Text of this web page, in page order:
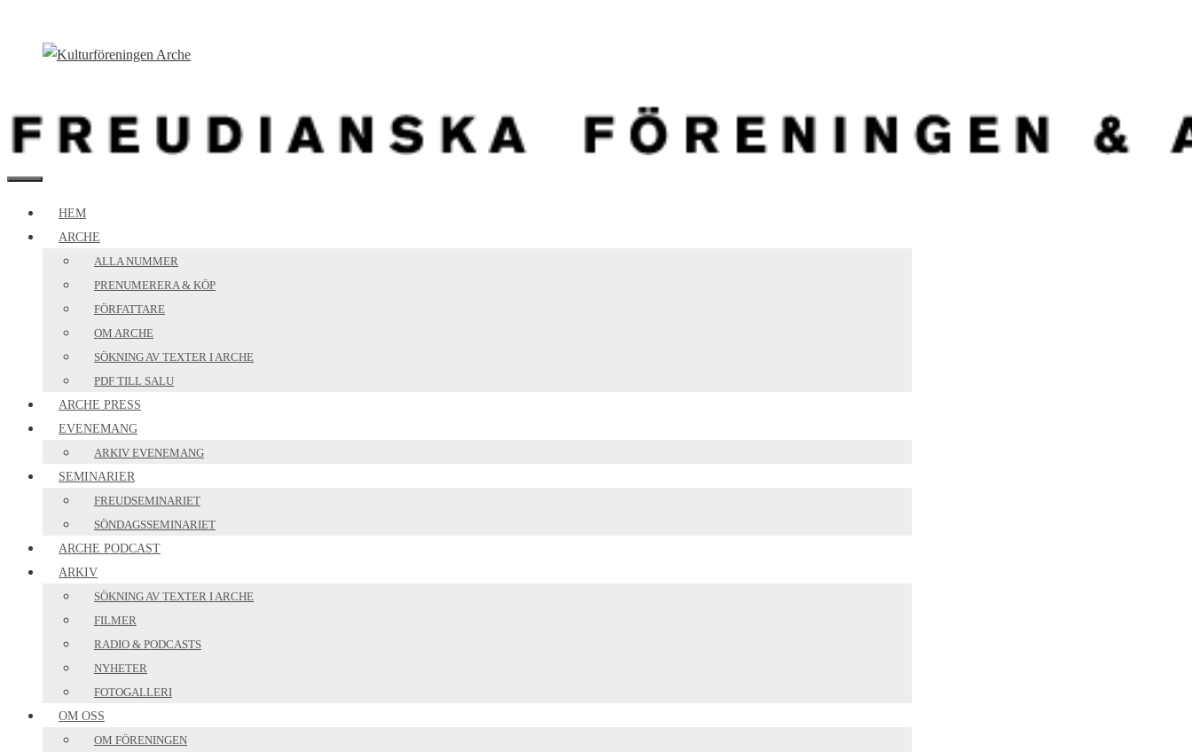
MENY
HEM
ARCHE
ALLA NUMMER
PRENUMERERA & KÖP
FÖRFATTARE
OM ARCHE
SÖKNING AV TEXTER I ARCHE
PDF TILL SALU
ARCHE PRESS
EVENEMANG
ARKIV EVENEMANG
SEMINARIER
FREUDSEMINARIET
SÖNDAGSSEMINARIET
ARCHE PODCAST
ARKIV
SÖKNING AV TEXTER I ARCHE
FILMER
RADIO & PODCASTS
NYHETER
FOTOGALLERI
OM OSS
OM FÖRENINGEN